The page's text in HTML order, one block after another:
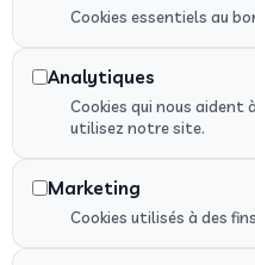
Recherches Fréquentes
Cookies essentiels au
Analytiques
Cookies qui nous aident
utilisez notre site.
Marketing
Cookies utilisés à des